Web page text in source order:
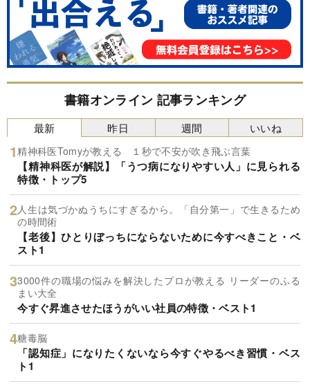
書籍オンライン 記事ランキング
最新
精神科医Tomyが教える １秒で不安が吹き飛ぶ言葉
【精神科医が解説】「うつ病になりやすい人」に見られる
特徴・トップ5
人生は気づかぬうちにすぎるから。「自分第一」で生きるため
の時間術
【老後】ひとりぼっちにならないために今すべきこと・ベ
スト1
3000件の職場の悩みを解決したプロが教える リーダーのふる
まい大全
今すぐ昇進させたほうがいい社員の特徴・ベスト1
糖毒脳
「認知症」になりたくないなら今すぐやるべき習慣・ベス
ト1
昨日 週間 いいね